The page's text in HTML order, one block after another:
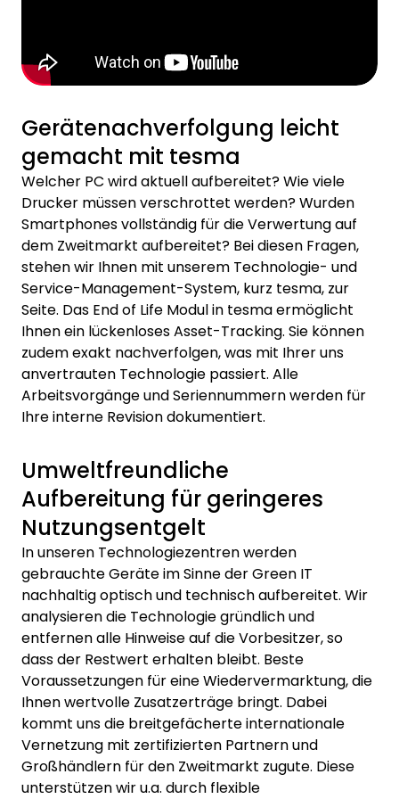
Gerätenachverfolgung leicht
gemacht mit tesma
Welcher PC wird aktuell aufbereitet? Wie viele
Drucker müssen verschrottet werden? Wurden
Smartphones vollständig für die Verwertung auf
dem Zweitmarkt aufbereitet? Bei diesen Fragen,
stehen wir Ihnen mit unserem Technologie- und
Service-Management-System, kurz tesma, zur
Seite. Das End of Life Modul in tesma ermöglicht
Ihnen ein lückenloses Asset-Tracking. Sie können
zudem exakt nachverfolgen, was mit Ihrer uns
anvertrauten Technologie passiert. Alle
Arbeitsvorgänge und Seriennummern werden für
Ihre interne Revision dokumentiert.
Umweltfreundliche
Aufbereitung für geringeres
Nutzungsentgelt
In unseren Technologiezentren werden
gebrauchte Geräte im Sinne der Green IT
nachhaltig optisch und technisch aufbereitet. Wir
analysieren die Technologie gründlich und
entfernen alle Hinweise auf die Vorbesitzer, so
dass der Restwert erhalten bleibt. Beste
Voraussetzungen für eine Wiedervermarktung, die
Ihnen wertvolle Zusatzerträge bringt. Dabei
kommt uns die breitgefächerte internationale
Vernetzung mit zertifizierten Partnern und
Großhändlern für den Zweitmarkt zugute. Diese
unterstützen wir u.a. durch flexible